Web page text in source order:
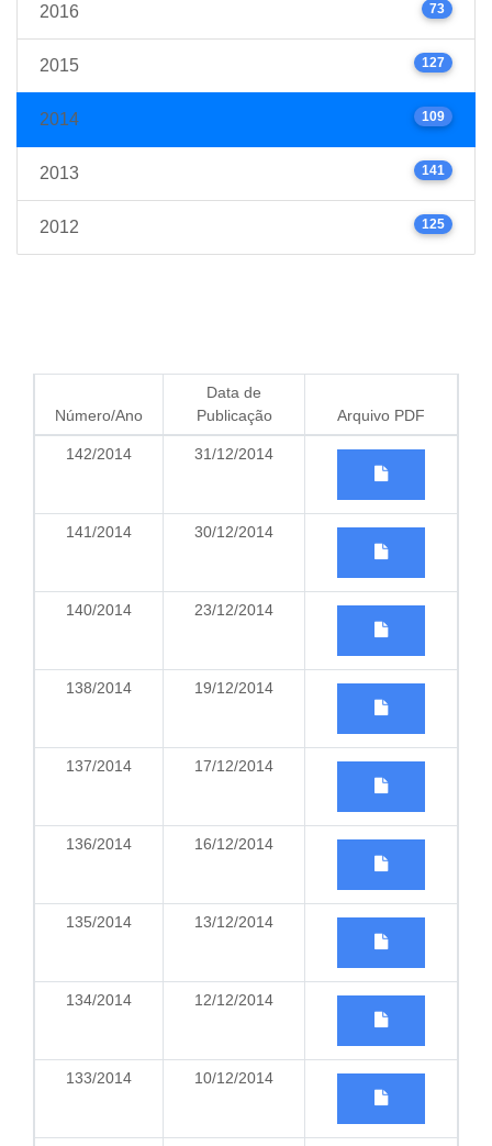
2016 73
2015 127
2014 109
2013 141
2012 125
Número/Ano
Data de
Publicação
Arquivo PDF
142/2014 31/12/2014
141/2014 30/12/2014
140/2014 23/12/2014
138/2014 19/12/2014
137/2014 17/12/2014
136/2014 16/12/2014
135/2014 13/12/2014
134/2014 12/12/2014
133/2014 10/12/2014